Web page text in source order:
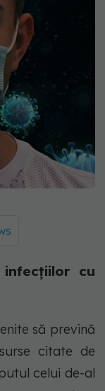
cu
să prevină
citate de
celui de-al